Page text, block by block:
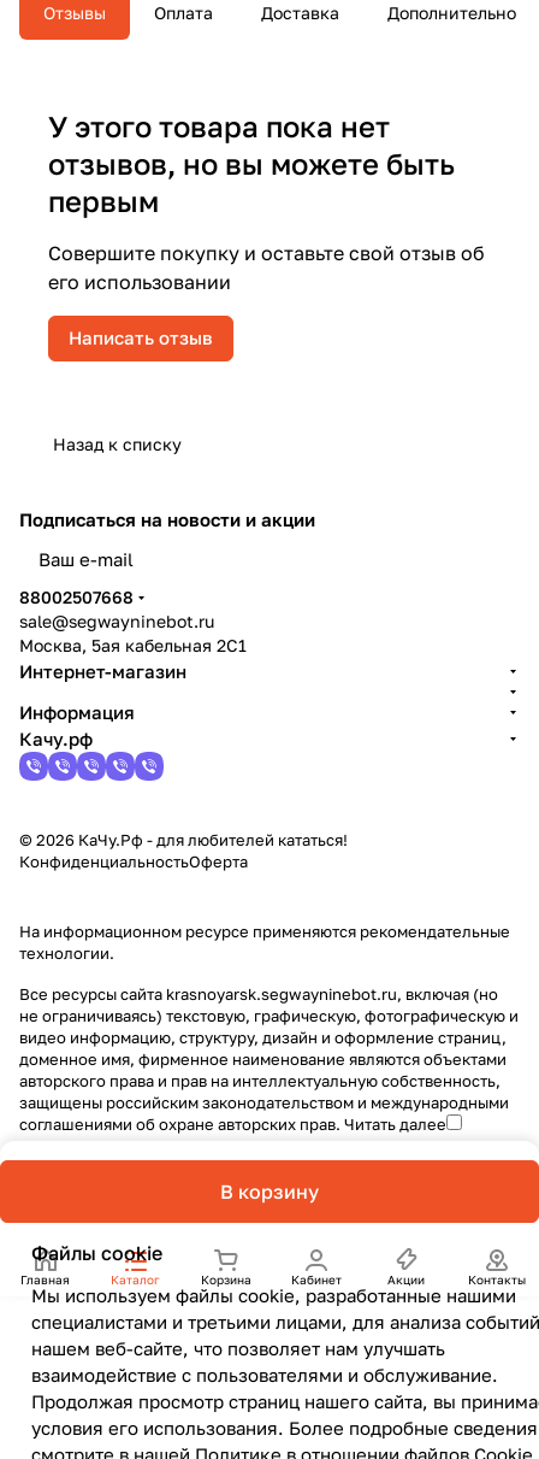
Отзывы Оплата Доставка Дополнительно
У этого товара пока нет
отзывов, но вы можете быть
первым
Совершите покупку и оставьте свой отзыв об
его использовании
Написать отзыв
Назад к списку
В корзину
Главная Каталог Корзина Кабинет Акции Контакты
Файлы cookie
Мы используем файлы cookie, разработанные нашими
специалистами и третьими лицами, для анализа
нашем веб-сайте, что позволяет нам улучшать
взаимодействие с пользователями и обслуживание.
Продолжая просмотр страниц нашего сайта, вы
условия его использования. Более подробные сведения
смотрите в нашей Политике в отношении файлов Cookie
Подписаться на новости и акции
88002507668
sale@segwayninebot.ru
Москва, 5ая кабельная 2С1
Интернет-магазин
Информация
Качу.рф
© 2026 КаЧу.Рф - для любителей кататься!
КонфиденциальностьОферта
На информационном ресурсе применяются рекомендательные
технологии.
Все ресурсы сайта krasnoyarsk.segwayninebot.ru, включая (но
не ограничиваясь) текстовую, графическую, фотографическую и
видео информацию, структуру, дизайн и оформление страниц,
доменное имя, фирменное наименование являются объектами
авторского права и прав на интеллектуальную собственность,
защищены российским законодательством и международными
соглашениями об охране авторских прав. Читать далее